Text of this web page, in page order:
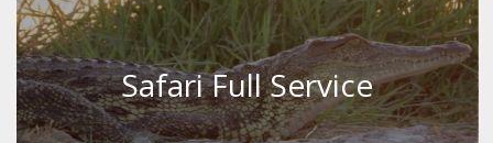
Safari Full Service